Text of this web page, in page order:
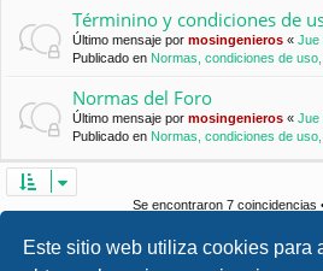
Este sitio web utiliza cookies para
Términino y condiciones de
Último mensaje por mosingenieros « Jue
Publicado en Normas, condiciones de uso,
Normas del Foro
Último mensaje por mosingenieros « Jue
Publicado en Normas, condiciones de uso,
Se encontraron 7 coincidencias